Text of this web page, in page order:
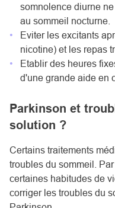
somnolence diurne
au sommeil nocturne.
Eviter les excitants
nicotine) et les repas
Etablir des heures
d'une grande aide en
Parkinson et
solution ?
Certains traitements
troubles du sommeil.
certaines habitudes de
corriger les troubles du